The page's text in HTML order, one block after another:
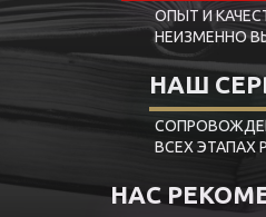
ОПЫТ И
НЕИЗМЕННО
НАШ
ВСЕХ ЭТАПАХ
НАС